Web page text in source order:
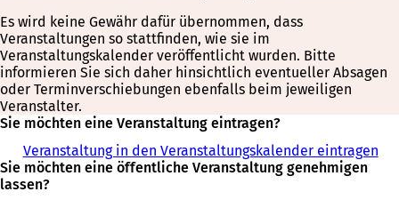
Es wird keine Gewähr dafür übernommen, dass
Veranstaltungen so stattfinden, wie sie im
Veranstaltungskalender veröffentlicht wurden. Bitte
informieren Sie sich daher hinsichtlich eventueller Absagen
oder Terminverschiebungen ebenfalls beim jeweiligen
Veranstalter.
Sie möchten eine Veranstaltung eintragen?
Veranstaltung in den Veranstaltungskalender eintragen
Sie möchten eine öffentliche Veranstaltung genehmigen
lassen?